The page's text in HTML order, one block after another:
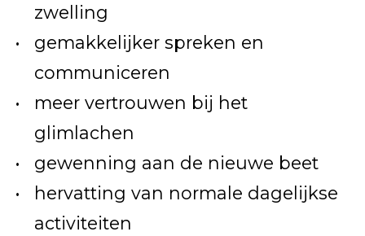
zwelling
gemakkelijker spreken en
communiceren
meer vertrouwen bij het
glimlachen
gewenning aan de nieuwe beet
hervatting van normale dagelijkse
activiteiten